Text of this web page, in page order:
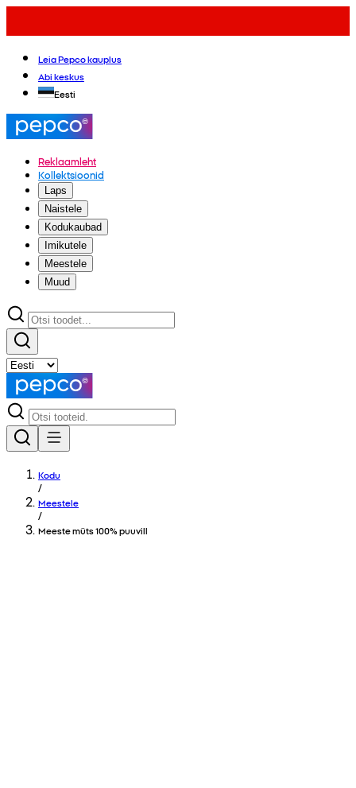
Leia Pepco kauplus
Abi keskus
Eesti
Reklaamleht
Kollektsioonid
Laps
Naistele
Kodukaubad
Imikutele
Meestele
Muud
Kodu
/
Meestele
/
Meeste müts 100% puuvill